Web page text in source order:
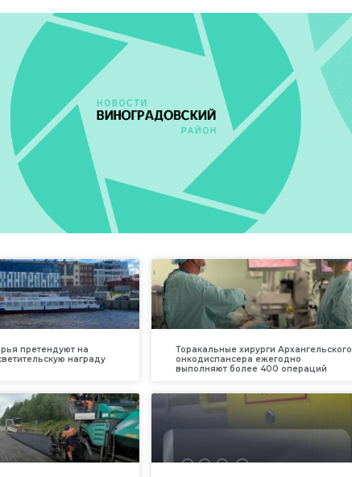
претендуют на
награду
Торакальные хирурги Архангельского
онкодиспансера ежегодно
выполняют более 400 операций